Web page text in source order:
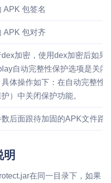
APK 包签名
APK 包对齐
加密，使用dex加密后如
自动完整性保护选项是关
体操作如下：在自动完整性
）中关闭保护功能。
后面跟待加固的APK文件路
在同一目录下，如果